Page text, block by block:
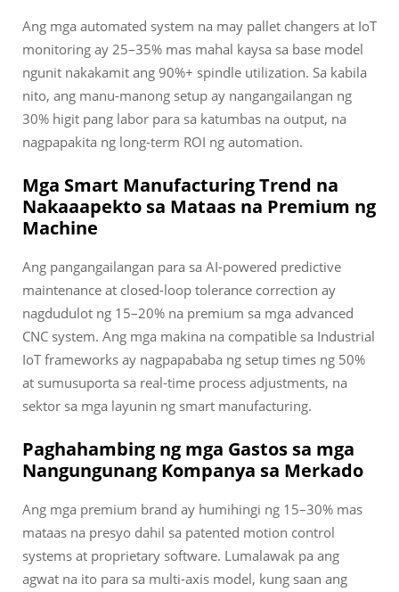
Ang mga automated system na may pallet changers at IoT
monitoring ay 25–35% mas mahal kaysa sa base model
ngunit nakakamit ang 90%+ spindle utilization. Sa kabila
nito, ang manu-manong setup ay nangangailangan ng
30% higit pang labor para sa katumbas na output, na
nagpapakita ng long-term ROI ng automation.
Mga Smart Manufacturing Trend na
Nakaaapekto sa Mataas na Premium ng
Machine
Ang pangangailangan para sa AI-powered predictive
maintenance at closed-loop tolerance correction ay
nagdudulot ng 15–20% na premium sa mga advanced
CNC system. Ang mga makina na compatible sa Industrial
IoT frameworks ay nagpapababa ng setup times ng 50%
at sumusuporta sa real-time process adjustments, na
sektor sa mga layunin ng smart manufacturing.
Paghahambing ng mga Gastos sa mga
Nangungunang Kompanya sa Merkado
Ang mga premium brand ay humihingi ng 15–30% mas
mataas na presyo dahil sa patented motion control
systems at proprietary software. Lumalawak pa ang
agwat na ito para sa multi-axis model, kung saan ang